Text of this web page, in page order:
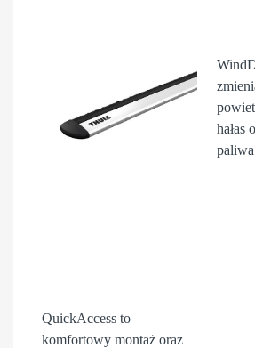
hałas
paliwa
QuickAccess to
komfortowy montaż oraz